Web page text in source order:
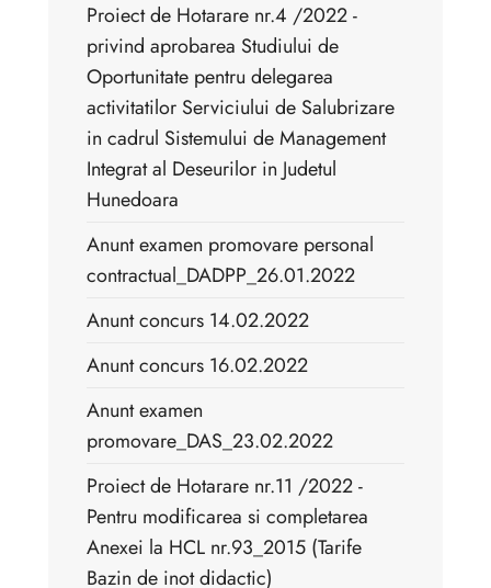
Proiect de Hotarare nr.4 /2022 -
privind aprobarea Studiului de
Oportunitate pentru delegarea
activitatilor Serviciului de Salubrizare
in cadrul Sistemului de Management
Integrat al Deseurilor in Judetul
Hunedoara
Anunt examen promovare personal
contractual_DADPP_26.01.2022
Anunt concurs 14.02.2022
Anunt concurs 16.02.2022
Anunt examen
promovare_DAS_23.02.2022
Proiect de Hotarare nr.11 /2022 -
Pentru modificarea si completarea
Anexei la HCL nr.93_2015 (Tarife
Bazin de inot didactic)